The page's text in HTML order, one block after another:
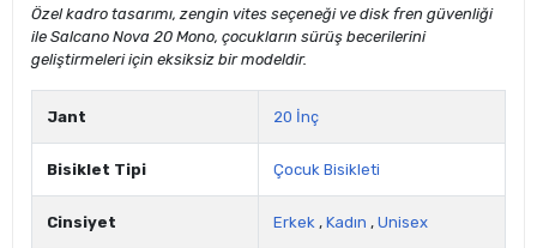
Özel kadro tasarımı, zengin vites seçeneği ve disk fren güvenliği
ile Salcano Nova 20 Mono, çocukların sürüş becerilerini
geliştirmeleri için eksiksiz bir modeldir.
Jant 20 İnç
Bisiklet Tipi Çocuk Bisikleti
Cinsiyet Erkek , Kadın , Unisex